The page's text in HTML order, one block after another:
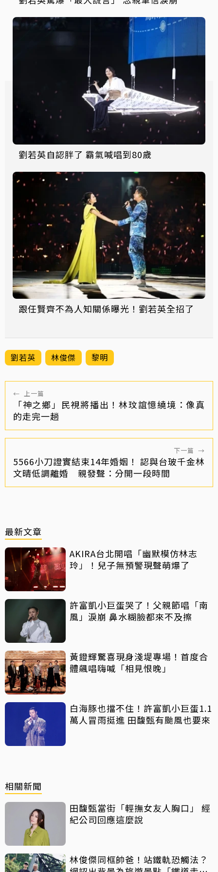
劉若英自認胖了 霸氣喊唱到80歲
跟任賢齊不為人知關係曝光！劉若英全招了
劉若英 林俊傑 黎明
← 上一篇
「神之鄉」民視將播出！林玟誼憶繞境：像真
的走完一趟
下一篇 →
5566小刀證實結束14年婚姻！ 認與台玻千金林
文晴低調離婚 親發聲：分開一段時間
最新文章
AKIRA台北開唱「幽默模仿林志
玲」！兒子無預警現聲萌爆了
許富凱小巨蛋哭了！父親節唱「南
風」淚崩 鼻水糊臉都來不及擦
黃鐙輝驚喜現身淺堤專場！首度合
體飆唱嗨喊「相見恨晚」
白海豚也擋不住！許富凱小巨蛋1.1
萬人冒雨挺進 田馥甄有颱風也要來
相關新聞
田馥甄當街「輕撫女友人胸口」 經
紀公司回應這麼說
林俊傑同框帥爸！站鐵軌恐觸法？